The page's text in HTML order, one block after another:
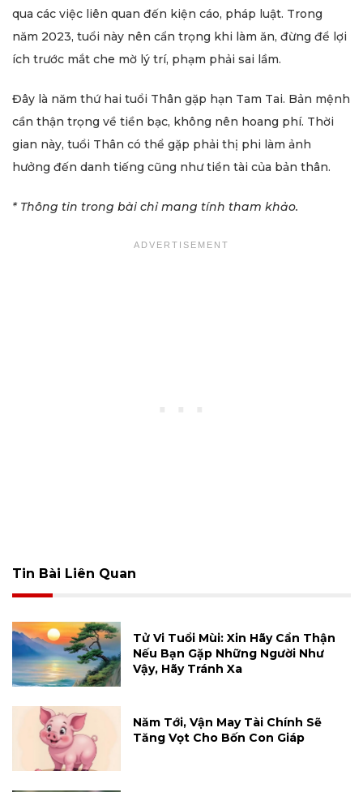
qua các việc liên quan đến kiện cáo, pháp luật. Trong
năm 2023, tuổi này nên cẩn trọng khi làm ăn, đừng để lợi
ích trước mắt che mờ lý trí, phạm phải sai lầm.
Đây là năm thứ hai tuổi Thân gặp hạn Tam Tai. Bản mệnh
cần thận trọng về tiền bạc, không nên hoang phí. Thời
gian này, tuổi Thân có thể gặp phải thị phi làm ảnh
hưởng đến danh tiếng cũng như tiền tài của bản thân.
* Thông tin trong bài chỉ mang tính tham khảo.
Tin Bài Liên Quan
Tử Vi Tuổi Mùi: Xin Hãy Cẩn Thận
Nếu Bạn Gặp Những Người Như
Vậy, Hãy Tránh Xa
Năm Tới, Vận May Tài Chính Sẽ
Tăng Vọt Cho Bốn Con Giáp